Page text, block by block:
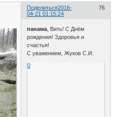
Поделиться 76
2016-
04-21 01:15:24
панама , Вить! С Днём
рождения! Здоровья и
счастья!
С уважением, Жуков С.И.
0